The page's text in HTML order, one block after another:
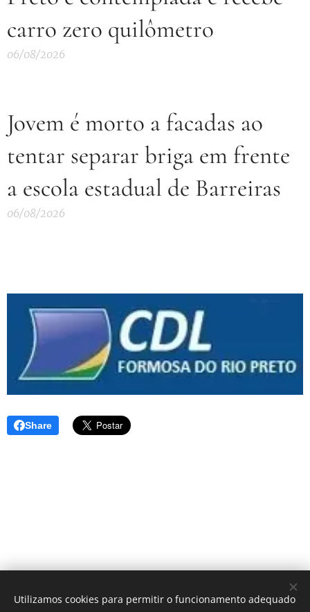
carro zero quilômetro
06/08/2026
Jovem é morto a facadas ao
tentar separar briga em frente
a escola estadual de Barreiras
06/08/2026
Share
Utilizamos cookies para permitir o funcionamento adequado